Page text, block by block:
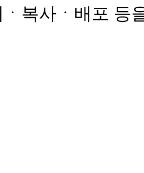
복사ㆍ배포 등